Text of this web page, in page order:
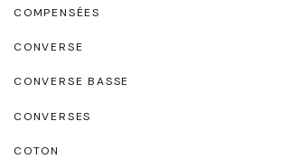
COMPENSÉES
CONVERSE
CONVERSE BASSE
CONVERSES
COTON